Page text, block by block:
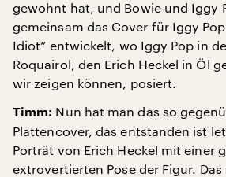
gewohnt hat, und Bowie und Iggy
gemeinsam das Cover für Iggy
Idiot“ entwickelt, wo Iggy Pop in
Roquairol, den Erich Heckel in Öl
wir zeigen können, posiert.
Timm: Nun hat man das so
Plattencover, das entstanden ist
Porträt von Erich Heckel mit einer
extrovertierten Pose der Figur.